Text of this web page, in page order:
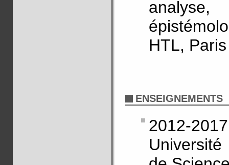
HTL,
ENSEIGNEMENTS
2012-2017